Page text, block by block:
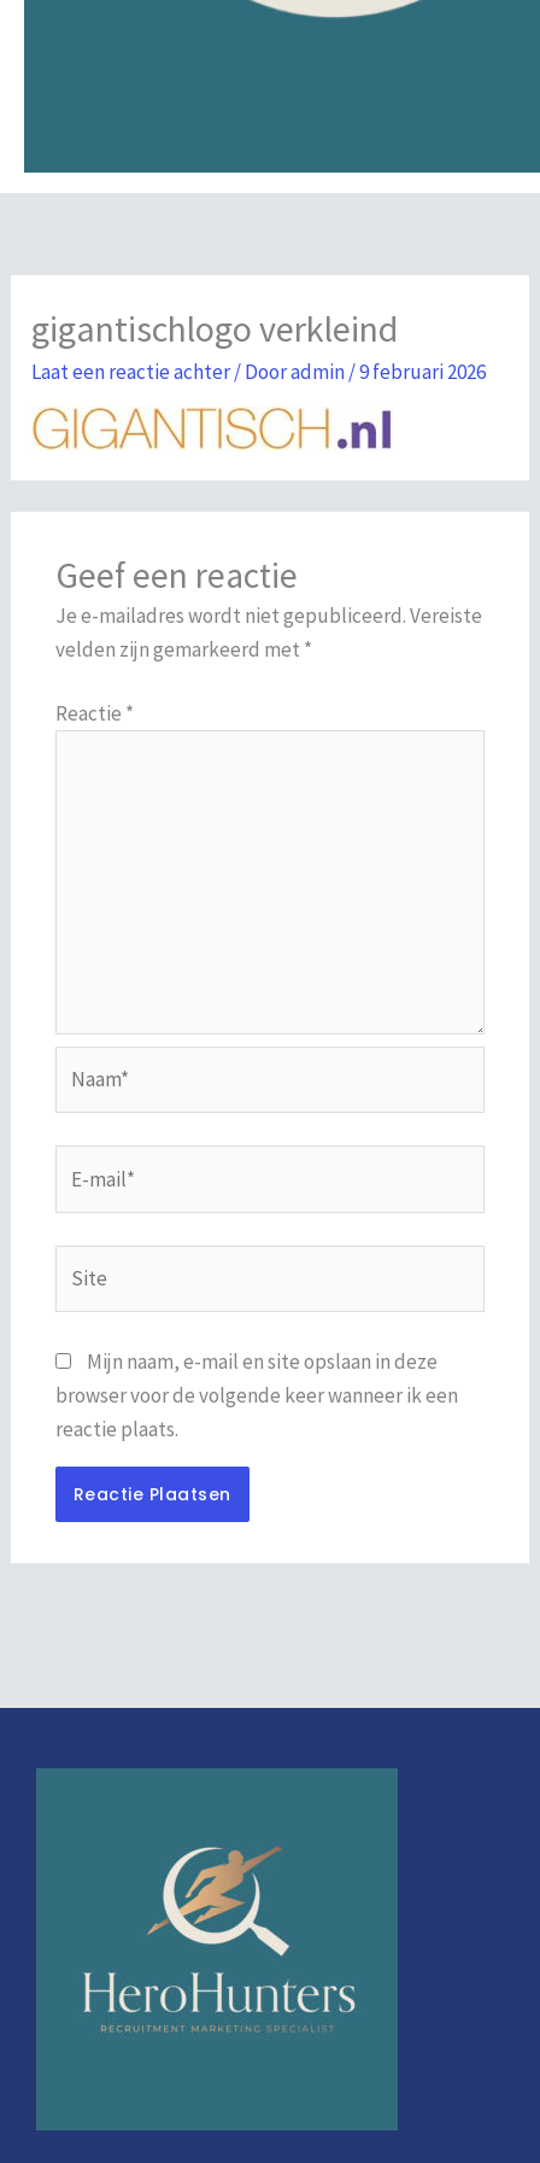
gigantischlogo verkleind
Laat een reactie achter/ Dooradmin/9 februari 2026
Geef een reactie
Je e-mailadres wordt niet gepubliceerd.Vereiste
velden zijn gemarkeerd met *
Reactie *
mail*
Mijn naam, e-mail en site opslaan in deze
browser voor de volgende keer wanneer ik een
reactie plaats.